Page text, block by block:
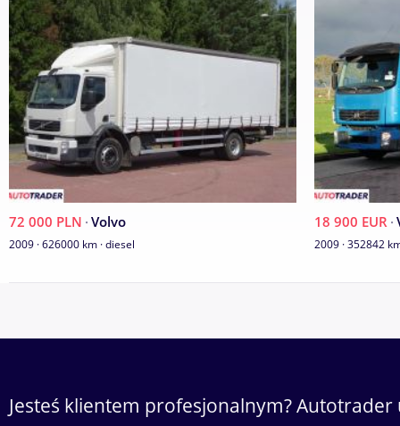
72 000 PLN ·Volvo
2009 · 626000 km · diesel
18 900 EUR·
2009 · 352842
Jesteś klientem profesjonalnym?